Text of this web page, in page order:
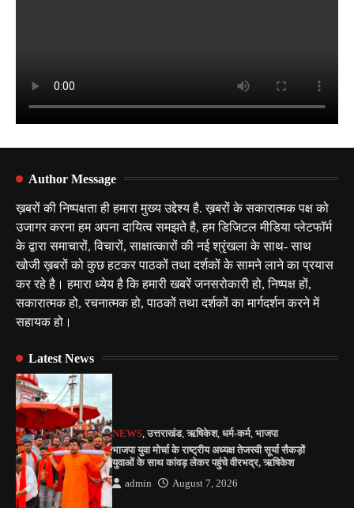
Author Message
ख़बरों की निष्पक्षता ही हमारा मुख्य उद्देश्य है. ख़बरों के सकारात्मक पक्ष को
उजागर करना हम अपना दायित्व समझते है, हम डिजिटल मीडिया प्लेटफॉर्म
के द्वारा समाचारों, विचारों, साक्षात्कारों की नई श्रृंखला के साथ- साथ
खोजी ख़बरों को कुछ हटकर पाठकों तथा दर्शकों के सामने लाने का प्रयास
कर रहे है। हमारा ध्येय है कि हमारी खबरें जनसरोकारी हो, निष्पक्ष हों,
सकारात्मक हो, रचनात्मक हो, पाठकों तथा दर्शकों का मार्गदर्शन करने में
सहायक हो।
Latest News
NEWS,उत्तराखंड,ऋषिकेश,धर्म-कर्म,भाजपा
भाजपा युवा मोर्चा के राष्ट्रीय अध्यक्ष तेजस्वी सूर्या सैकड़ों
युवाओं के साथ कांवड़ लेकर पहुंचे वीरभद्र, ऋषिकेश
admin August 7, 2026